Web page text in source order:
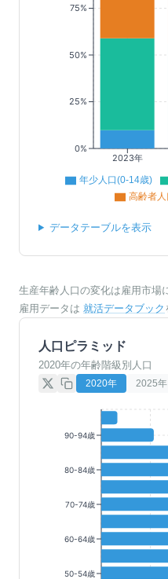
2023年
0%
25%
50%
75%
年少人口(0-14歳)
高齢者
データテーブルを表示
生産年齢人口の変化は雇用市場
雇用データは 就活データブック
人口ピラミッド
2020年の年齢階級別人口
2020年 2025年
90-94歳
80-84歳
70-74歳
60-64歳
50-54歳